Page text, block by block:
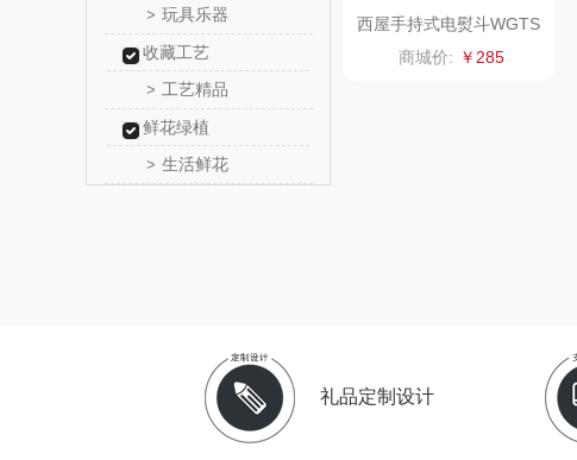
> 玩具乐器
收藏工艺
> 工艺精品
鲜花绿植
> 生活鲜花
泉尔思
温仑山（电器类）
西屋手持式电熨斗WGTS
商城价: ￥285
礼品定制设计